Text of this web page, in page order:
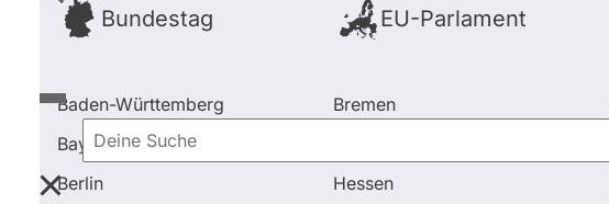
Bundestag EU-Parlament
Baden-Württemberg
Bayern
Berlin
Bremen
Hessen
Deine
Suche